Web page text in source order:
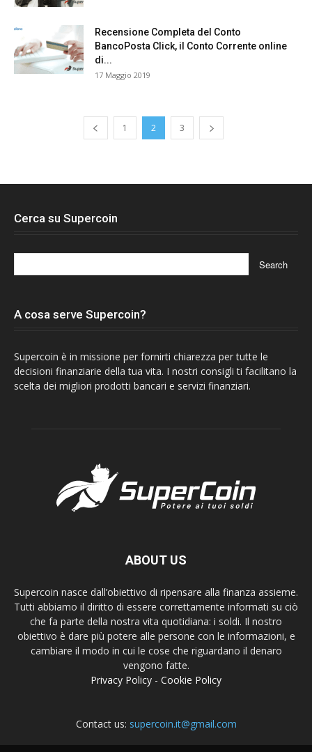
Recensione Completa del Conto
BancoPosta Click, il Conto Corrente online
di...
17 Maggio 2019
1 2 3
Cerca su Supercoin
A cosa serve Supercoin?
Supercoin è in missione per fornirti chiarezza per tutte le
decisioni finanziarie della tua vita. I nostri consigli ti facilitano la
scelta dei migliori prodotti bancari e servizi finanziari.
ABOUT US
Supercoin nasce dall’obiettivo di ripensare alla finanza assieme.
Tutti abbiamo il diritto di essere correttamente informati su ciò
che fa parte della nostra vita quotidiana: i soldi. Il nostro
obiettivo è dare più potere alle persone con le informazioni, e
cambiare il modo in cui le cose che riguardano il denaro
vengono fatte.
Privacy Policy - Cookie Policy
Contact us: supercoin.it@gmail.com